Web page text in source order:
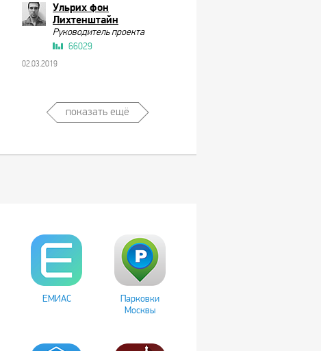
Ульрих фон
Лихтенштайн
Руководитель проекта
66029
02.03.2019
показать ещё
ЕМИАС
Парковки
Москвы